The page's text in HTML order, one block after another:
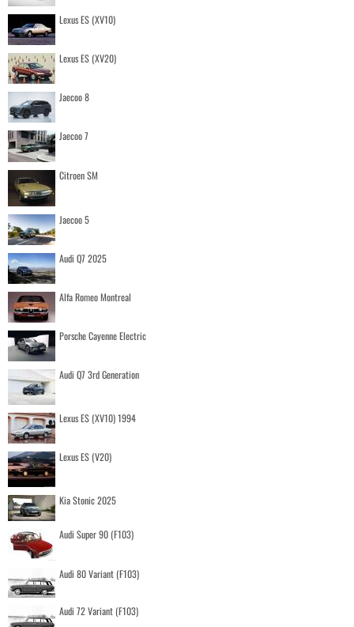
Lexus ES (XV10)
Lexus ES (XV20)
Jaecoo 8
Jaecoo 7
Citroen SM
Jaecoo 5
Audi Q7 2025
Alfa Romeo Montreal
Porsche Cayenne Electric
Audi Q7 3rd Generation
Lexus ES (XV10) 1994
Lexus ES (V20)
Kia Stonic 2025
Audi Super 90 (F103)
Audi 80 Variant (F103)
Audi 72 Variant (F103)